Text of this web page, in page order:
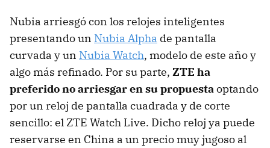
Nubia arriesgó con los relojes inteligentes
presentando un Nubia Alpha de pantalla
curvada y un Nubia Watch, modelo de este año y
algo más refinado. Por su parte, ZTE ha
preferido no arriesgar en su propuestaoptando
por un reloj de pantalla cuadrada y de corte
sencillo: el ZTE Watch Live. Dicho reloj ya puede
reservarse en China a un precio muy jugoso al